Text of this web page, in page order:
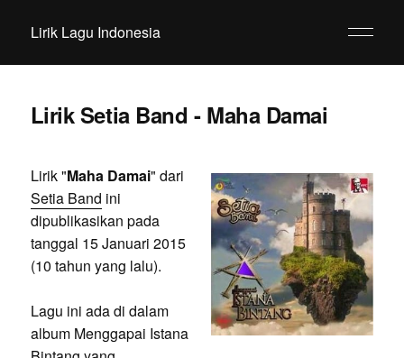
Lirik Lagu Indonesia
Lirik Setia Band - Maha Damai
Lirik "Maha Damai" dari
Setia Band ini
dipublikasikan pada
tanggal 15 Januari 2015
(10 tahun yang lalu).
Lagu ini ada di dalam
album Menggapai Istana